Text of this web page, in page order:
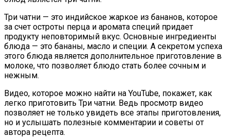
Три чатни — это индийское жаркое из бананов, которое
за счет остроты перца и аромата специй придает
продукту неповторимый вкус. Основные ингредиенты
блюда — это бананы, масло и специи. А секретом успеха
этого блюда является дополнительное приготовление в
молоке, что позволяет блюдо стать более сочным и
нежным.
Видео, которое можно найти на YouTube, покажет, как
легко приготовить Три чатни. Ведь просмотр видео
позволяет не только увидеть все этапы приготовления,
но и услышать полезные комментарии и советы от
автора рецепта.